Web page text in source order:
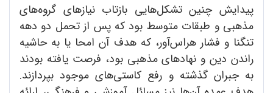
پیدایش چنین تشکل‌هایی بازتاب نیازهای گروه‌های
مذهبی و طبقات متوسط بود که پس از تحمل دو دهه
تنگنا و فشار هراس‌آور، که هدف آن امحا یا به حاشیه
راندن دین و نهادهای مذهبی بود، فرصت یافته بودند
به جبران گذشته و رفع کاستی‌های موجود بپردازند.